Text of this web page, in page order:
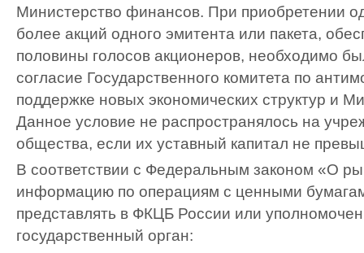
Министерство финансов. При приобретении
более акций одного эмитента или пакета,
половины голосов акционеров, необходимо
согласие Государственного комитета по
поддержке новых экономических структур и
Данное условие не распространялось на
общества, если их уставный капитал не
В соответствии с Федеральным законом «О
информацию по операциям с ценными
представлять в ФКЦБ России или
государственный орган: